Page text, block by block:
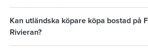
Kan utländska köpare köpa bostad på
Rivieran?